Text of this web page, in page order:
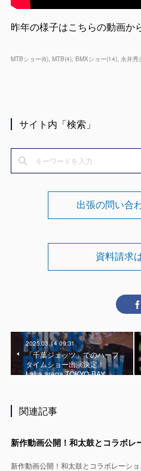
昨年の様子はこちらの動画から
MTBショー(6) MTB(4) BMXショー(14) 永井秀
サイト内「検索」
出張の問い合
資料請求
2025.03.14 09:31
「千葉ジェッツ」でのハーフ
タイムショー出演決定！
LaLa arena TOKYO-BAY…
関連記事
新作動画公開！和太鼓とコラボレーシ